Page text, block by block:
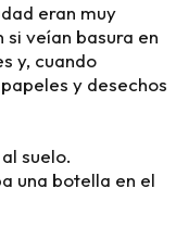
eran muy
veían basura en
y, cuando
y desechos
suelo.
una botella en el